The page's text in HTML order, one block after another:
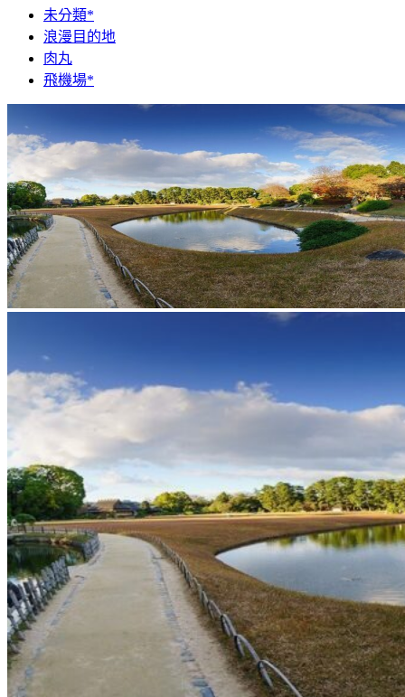
未分類*
浪漫目的地
肉丸
飛機場*